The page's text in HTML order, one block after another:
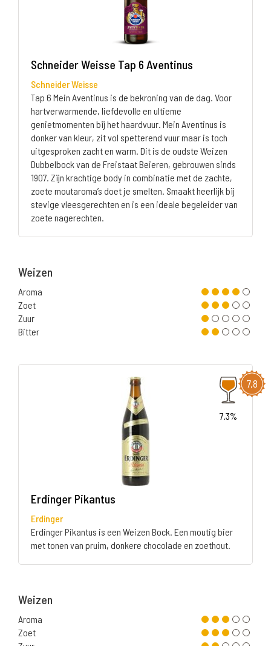
Schneider Weisse Tap 6 Aventinus
Schneider Weisse
Tap 6 Mein Aventinus is de bekroning van de dag. Voor
hartverwarmende, liefdevolle en ultieme
genietmomenten bij het haardvuur. Mein Aventinus is
donker van kleur, zit vol spetterend vuur maar is toch
uitgesproken zacht en warm. Dit is de oudste Weizen
Dubbelbock van de Freistaat Beieren, gebrouwen sinds
1907. Zijn krachtige body in combinatie met de zachte,
zoete moutaroma’s doet je smelten. Smaakt heerlijk bij
stevige vleesgerechten en is een ideale begeleider van
zoete nagerechten.
Weizen
Aroma
Zoet
Zuur
Bitter
7,8
7.3%
Erdinger Pikantus
Erdinger
Erdinger Pikantus is een Weizen Bock. Een moutig bier
met tonen van pruim, donkere chocolade en zoethout.
Weizen
Aroma
Zoet